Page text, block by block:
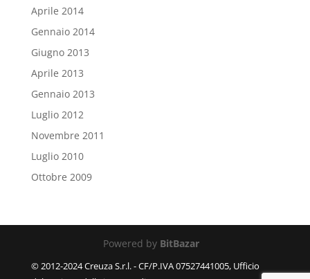
Aprile 2014
Gennaio 2014
Giugno 2013
Aprile 2013
Gennaio 2013
Luglio 2012
Novembre 2011
Luglio 2010
Ottobre 2009
Powered by BitBazar
© 2012-2024 Creuza S.r.l. - CF/P.IVA 07527441005, Ufficio